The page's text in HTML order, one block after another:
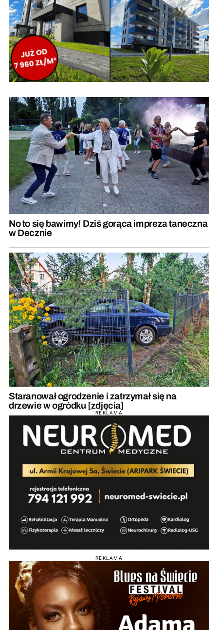
No to się bawimy! Dziś gorąca impreza taneczna
w Decznie
Staranował ogrodzenie i zatrzymał się na
drzewie w ogródku [zdjęcia]
REKLAMA
REKLAMA